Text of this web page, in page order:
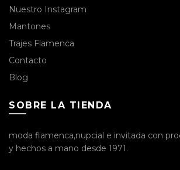
Nuestro Instagram
Mantones
Trajes Flamenca
Contacto
Blog
SOBRE LA TIENDA
moda flamenca,nupcial e invitada con
y hechos a mano desde 1971.